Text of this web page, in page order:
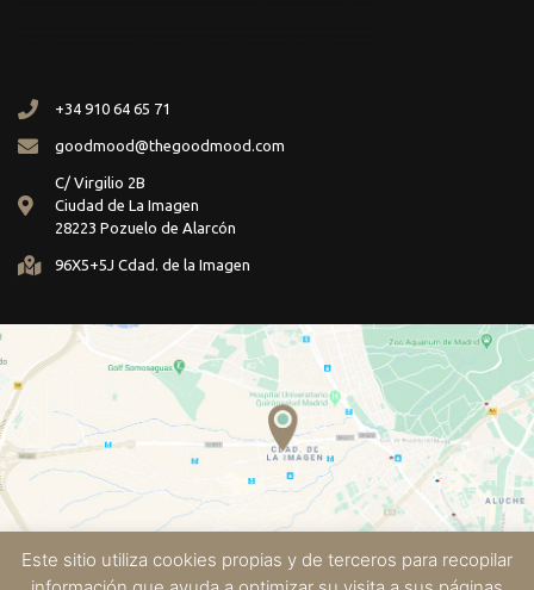
+34 910 64 65 71
goodmood@thegoodmood.com
C/ Virgilio 2B
Ciudad de La Imagen
28223 Pozuelo de Alarcón
96X5+5J Cdad. de la Imagen
Este sitio utiliza cookies propias y de terceros para recopilar